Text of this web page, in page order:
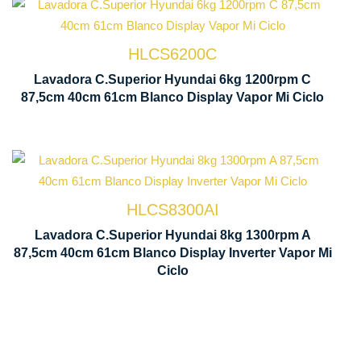
HLCS6200C
Lavadora C.Superior Hyundai 6kg 1200rpm C
87,5cm 40cm 61cm Blanco Display Vapor Mi Ciclo
Capacidad carga 6 kg
Centrifugado 1200 rpm
Control
Función Mi
HLCS8300AI
Lavadora C.Superior Hyundai 8kg 1300rpm A
87,5cm 40cm 61cm Blanco Display Inverter Vapor Mi
Ciclo
Capacidad carga 8 kg
Centrifugado 1300 rpm Control